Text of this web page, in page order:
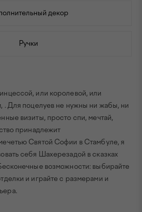
декор
Ручки
или королевой, или
. Для поцелуев не нужны ни жабы, ни
визиты, просто спи, мечтай,
принадлежит
Святой Софии в Стамбуле, я
себя Шахерезадой в сказках
возможности: выбирайте
и играйте с размерами и